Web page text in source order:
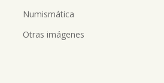
Numismática
Otras imágenes